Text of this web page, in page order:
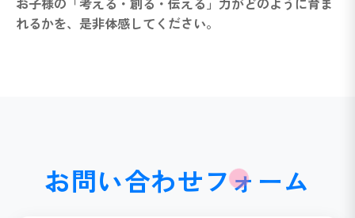
れるかを、是非体感してください。
お問い合わせフォーム